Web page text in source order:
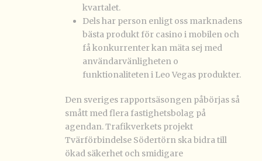
kvartalet.
Dels har person enligt oss marknadens
bästa produkt för casino i mobilen och
få konkurrenter kan mäta sej med
användarvänligheten o
funktionaliteten i Leo Vegas produkter.
Den sveriges rapportsäsongen påbörjas så
smått med flera fastighetsbolag på
agendan. Trafikverkets projekt
Tvärförbindelse Södertörn ska bidra till
ökad säkerhet och smidigare